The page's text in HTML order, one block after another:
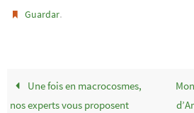
Guardar.
Une fois en macrocosmes,
nos experts vous proposent